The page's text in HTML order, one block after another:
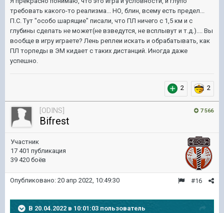
требовать какого-то реализма... НО, блин, всему есть предел...
П.С. Тут "особо шарящие" писали, что ПЛ ничего с 1,5 км и с
глубины сделать не может(не взведутся, не всплывут и т.д.).... Вы
вообще в игру играете? Лень реплеи искать и обрабатывать, как
ПЛ торпеды в ЭМ кидает с таких дистанций. Иногда даже
успешно.
2 2
7 566
[ODINS]
Bifrest
Участник
17 401 публикация
39 420 боёв
#16
Опубликовано: 20 апр 2022, 10:49:30
В 20.04.2022 в 10:01:03 пользователь